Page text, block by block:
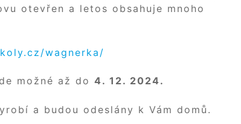
otevřen a letos obsahuje mnoho
wagnerka/
možné až do 4. 12. 2024.
a budou odeslány k Vám domů.